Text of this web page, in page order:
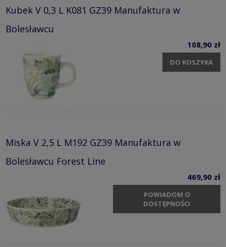
Kubek V 0,3 L K081 GZ39 Manufaktura w
Bolesławcu
108,90 zł
DO KOSZYKA
Miska V 2,5 L M192 GZ39 Manufaktura w
Bolesławcu Forest Line
469,90 zł
POWIADOM O
DOSTĘPNOŚCI